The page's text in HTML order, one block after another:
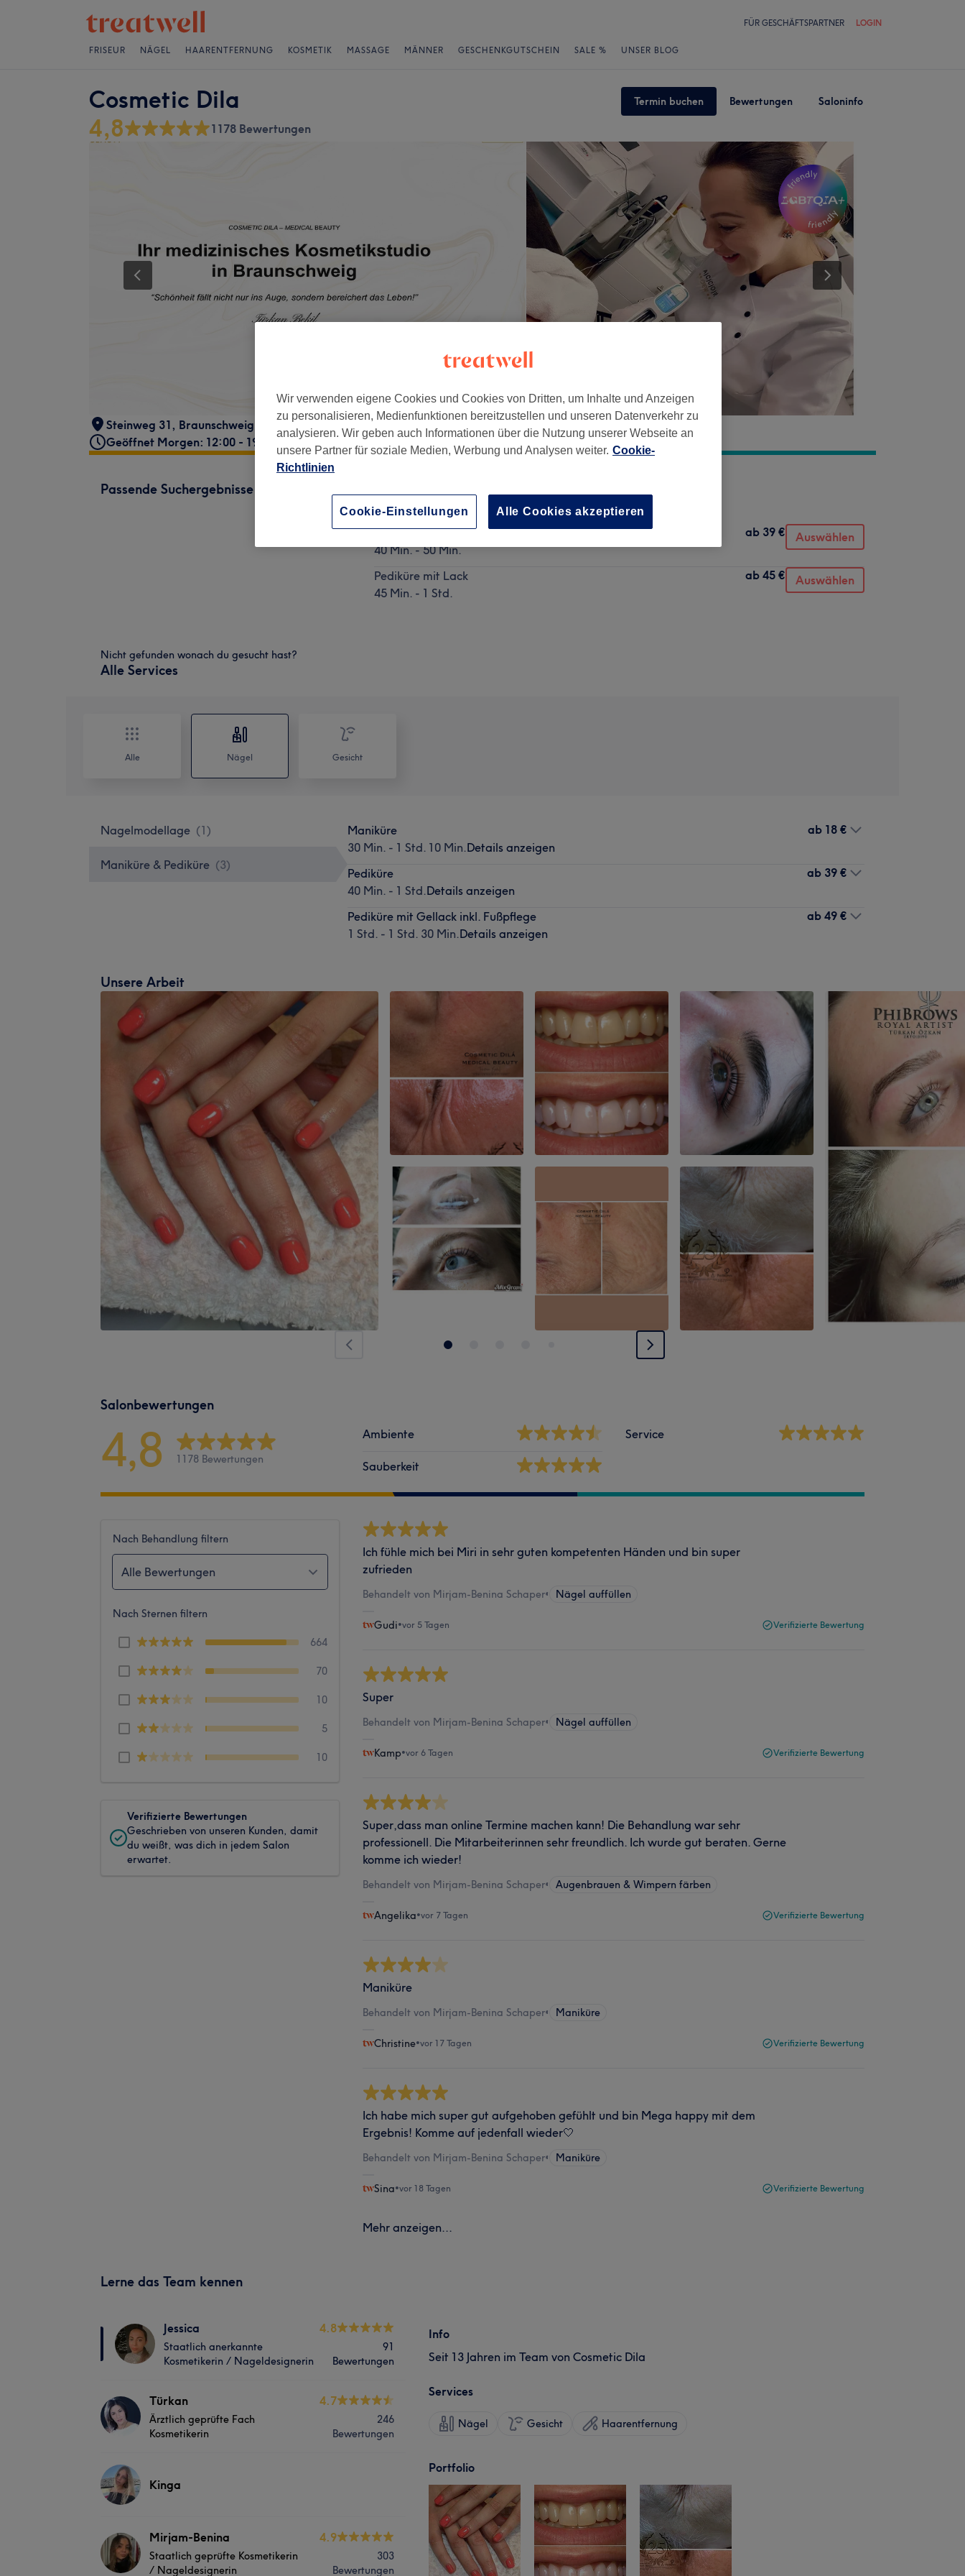
FÜR GESCHÄFTSPARTNER LOGIN
FRISEUR NÄGEL HAARENTFERNUNG KOSMETIK MASSAGE MÄNNER GESCHENKGUTSCHEIN SALE % UNSER BLOG
Cosmetic Dila Termin buchen Bewertungen Saloninfo
4,8 1178 Bewertungen
Steinweg 31 , Braunschweig
38100
Geöffnet Morgen: 12:00 - 19:00
Passende Suchergebnisse
Details anzeigen
Pediküre ohne Lack
40 Min. - 50 Min.
ab 39 € Auswählen
Pediküre mit Lack
45 Min. - 1 Std.
ab 45 € Auswählen
Nicht gefunden wonach du gesucht hast?
Alle Services
Alle Nägel Gesicht
Nagelmodellage (1)
Maniküre & Pediküre (3)
Maniküre
30 Min. - 1 Std. 10 Min.Details anzeigen
ab 18 €
Pediküre
40 Min. - 1 Std.Details anzeigen
ab 39 €
Pediküre mit Gellack inkl. Fußpflege
1 Std. - 1 Std. 30 Min.Details anzeigen
ab 49 €
Unsere Arbeit
Salonbewertungen
4,8 1178 Bewertungen
Ambiente
Sauberkeit
Service
Nach Behandlung filtern
Alle Bewertungen
Nach Sternen filtern
664
70
10
5
10
Verifizierte Bewertungen
Geschrieben von unseren Kunden, damit
du weißt, was dich in jedem Salon
erwartet.
Ich fühle mich bei Miri in sehr guten kompetenten Händen und bin super
zufrieden
Behandelt von Mirjam-Benina Schaper• Nägel auffüllen
Gudi•vor 5 Tagen Verifizierte Bewertung
Super
Behandelt von Mirjam-Benina Schaper• Nägel auffüllen
Kamp•vor 6 Tagen Verifizierte Bewertung
Super,dass man online Termine machen kann! Die Behandlung war sehr
professionell. Die Mitarbeiterinnen sehr freundlich. Ich wurde gut beraten. Gerne
komme ich wieder!
Behandelt von Mirjam-Benina Schaper• Augenbrauen & Wimpern färben
Angelika•vor 7 Tagen Verifizierte Bewertung
Maniküre
Behandelt von Mirjam-Benina Schaper• Maniküre
Christine•vor 17 Tagen Verifizierte Bewertung
Ich habe mich super gut aufgehoben gefühlt und bin Mega happy mit dem
Ergebnis! Komme auf jedenfall wieder🤍
Behandelt von Mirjam-Benina Schaper• Maniküre
Sina•vor 18 Tagen Verifizierte Bewertung
Mehr anzeigen...
Lerne das Team kennen
Jessica
Staatlich anerkannte
Kosmetikerin / Nageldesignerin
4.8
91
Bewertungen
Türkan
Ärztlich geprüfte Fach
Kosmetikerin
4.7
246
Bewertungen
Kinga
Mirjam-Benina
Staatlich geprüfte Kosmetikerin
/ Nageldesignerin
4.9
303
Bewertungen
Info
Seit 13 Jahren im Team von Cosmetic Dila
Services
Nägel Gesicht Haarentfernung
Portfolio
Wir verwenden eigene Cookies und Cookies von Dritten, um Inhalte und Anzeigen
zu personalisieren, Medienfunktionen bereitzustellen und unseren Datenverkehr zu
analysieren. Wir geben auch Informationen über die Nutzung unserer Webseite an
unsere Partner für soziale Medien, Werbung und Analysen weiter. Cookie-
Richtlinien
Cookie-Einstellungen Alle Cookies akzeptieren